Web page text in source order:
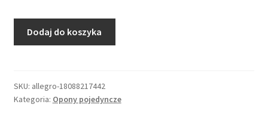
D402
77H
Dodaj do koszyka
SKU: allegro-18088217442
Kategoria: Opony pojedyncze